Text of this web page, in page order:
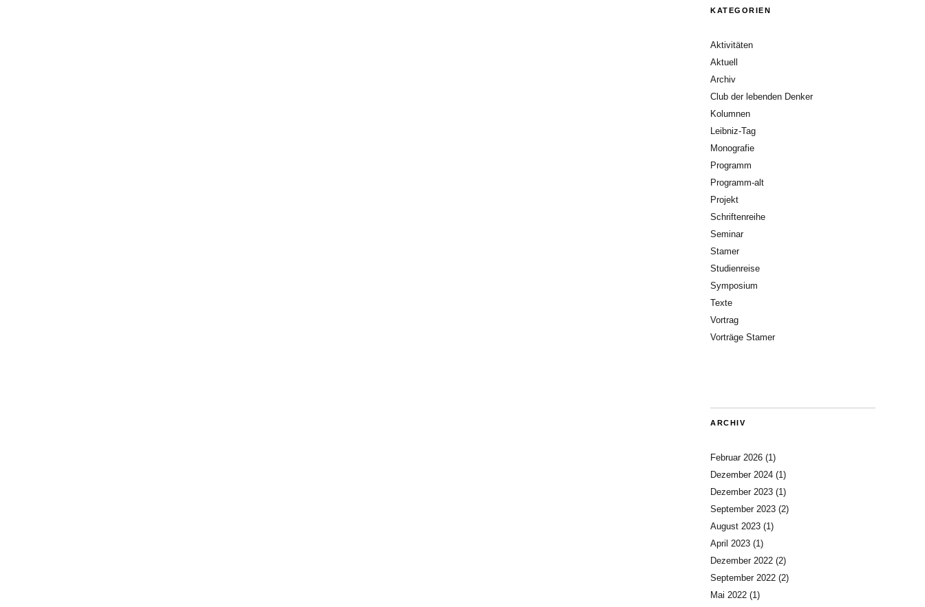
KATEGORIEN
Aktivitäten
Aktuell
Archiv
Club der lebenden Denker
Kolumnen
Leibniz-Tag
Monografie
Programm
Programm-alt
Projekt
Schriftenreihe
Seminar
Stamer
Studienreise
Symposium
Texte
Vortrag
Vorträge Stamer
ARCHIV
Februar 2026 (1)
Dezember 2024 (1)
Dezember 2023 (1)
September 2023 (2)
August 2023 (1)
April 2023 (1)
Dezember 2022 (2)
September 2022 (2)
Mai 2022 (1)